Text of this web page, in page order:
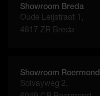
Showroom Breda
Oude Leijstraat 1,
4817 ZR Breda
Showroom Roermond
Solvayweg 2,